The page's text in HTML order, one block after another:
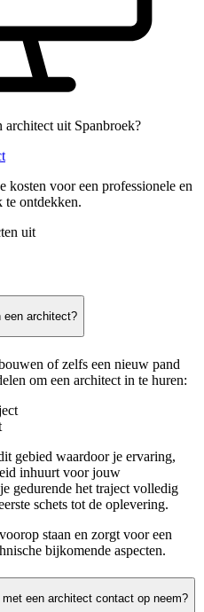
architect uit Spanbroek?
voor een professionele en
te ontdekken.
uit
een architect?
of zelfs een nieuw pand
om een architect in te huren:
gebied waardoor je ervaring,
inhuurt voor jouw
gedurende het traject volledig
schets tot de oplevering.
staan en zorgt voor een
bijkomende aspecten.
een architect contact op neem?